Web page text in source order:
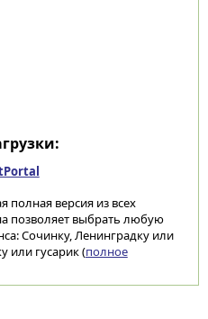
полная версия из всех
позволяет выбрать любую
Сочинку, Ленинградку или
или гусарик (полное